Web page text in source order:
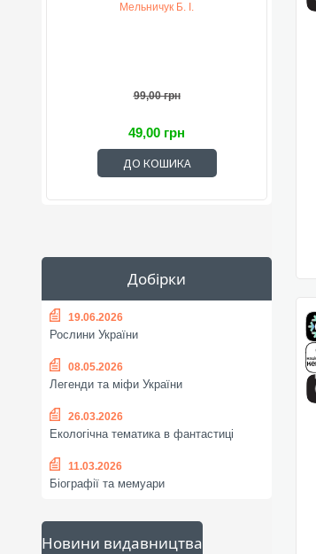
Мельничук Б. І.
99,00 грн
49,00 грн
ДО КОШИКА
Добірки
19.06.2026
Рослини України
08.05.2026
Легенди та міфи України
26.03.2026
Екологічна тематика в фантастиці
11.03.2026
Біографії та мемуари
Новини видавництва